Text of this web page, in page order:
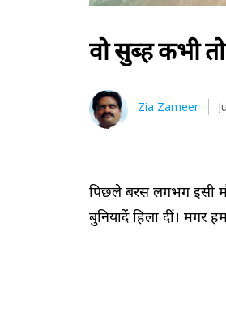
वो सुब्ह कभी
Zia Zameer
पिछले बरस लगभग इसी
बुनियादें हिला दीं। मगर